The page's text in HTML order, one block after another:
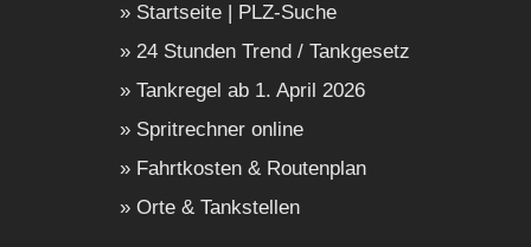
Startseite | PLZ-Suche
24 Stunden Trend / Tankgesetz
Tankregel ab 1. April 2026
Spritrechner online
Fahrtkosten & Routenplan
Orte & Tankstellen